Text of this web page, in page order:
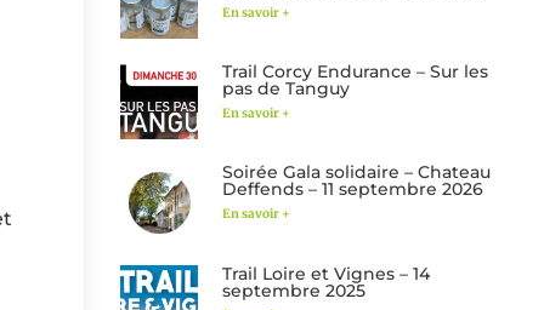
En savoir +
Trail Corcy Endurance – Sur les
pas de Tanguy
En savoir +
Soirée Gala solidaire – Chateau
Deffends – 11 septembre 2026
En savoir +
Trail Loire et Vignes – 14
septembre 2025